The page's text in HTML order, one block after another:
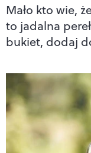
Mało kto wie,
to jadalna
bukiet, dodaj